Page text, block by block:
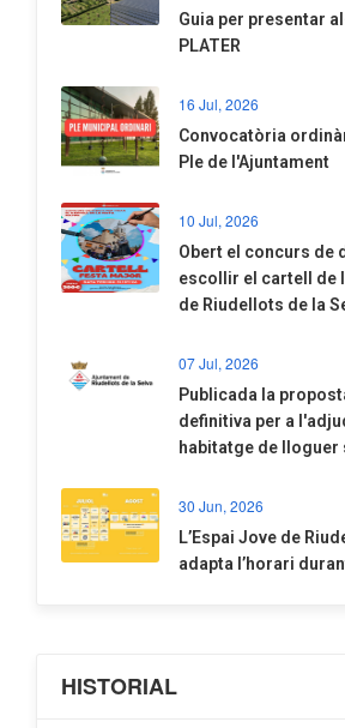
​Guia per presentar
PLATER
16 Jul, 2026
Convocatòria
Ple de l'Ajuntament
10 Jul, 2026
​Obert el concurs de
escollir el cartell de
de Riudellots de la
07 Jul, 2026
​Publicada la
definitiva per a
habitatge de lloguer
30 Jun, 2026
​L’Espai Jove de
adapta l’horari
HISTORIAL